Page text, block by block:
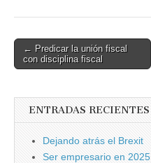
Post
navigation
← Predicar la unión fiscal
con disciplina fiscal
ENTRADAS RECIENTES
Dejando atrás el Brexit
Ser empresario en 2025